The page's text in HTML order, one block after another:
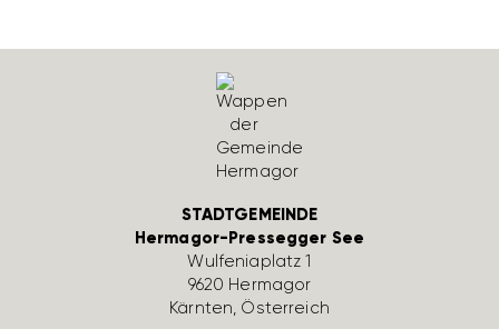
STADTGEMEINDE
Hermagor-Pressegger See
Wulfe­nia­platz 1
9620 Hermagor
Kärnten, Öster­reich